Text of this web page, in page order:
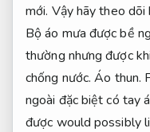
mới. Vậy hãy theo dõi
Bộ áo mưa được bề
thường nhưng được
chống nước.Áo thun.
ngoài đặc biệt có tay
được would possibly